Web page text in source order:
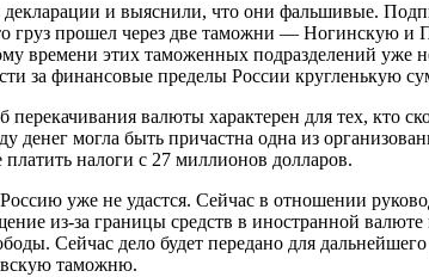
и выяснили, что они фальшивые.
груз прошел через две таможни — Ногинскую
времени этих таможенных подразделений уже
за финансовые пределы России кругленькую
валюты характерен для тех, кто
могла быть причастна одна из
налоги с 27 миллионов долларов.
уже не удастся. Сейчас в отношении
из-за границы средств в иностранной
Сейчас дело будет передано для
таможню.